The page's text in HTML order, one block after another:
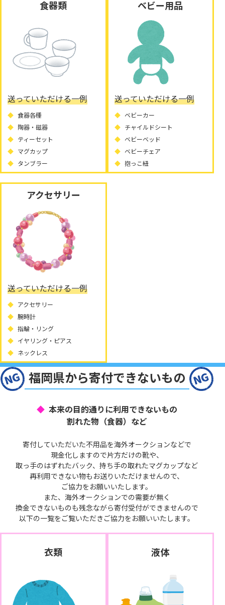
食器類
送っていただける一例
食器各種
陶器・磁器
ティーセット
マグカップ
タンブラー
ベビー用品
送っていただける一例
ベビーカー
チャイルドシート
ベビーベッド
ベビーチェア
抱っこ紐
アクセサリー
送っていただける一例
アクセサリー
腕時計
指輪・リング
イヤリング・ピアス
ネックレス
福岡県から寄付できないもの
本来の目的通りに利用できないもの
割れた物（食器）など
寄付していただいた不用品を海外オークションなどで
現金化しますので片方だけの靴や、
取っ手のはずれたバック、持ち手の取れたマグカップなど
再利用できない物もお送りいただけませんので、
ご協力をお願いいたします。
また、海外オークションでの需要が無く
換金できないものも残念ながら寄付受付ができませんので
以下の一覧をご覧いただきご協力をお願いいたします。
衣類 液体